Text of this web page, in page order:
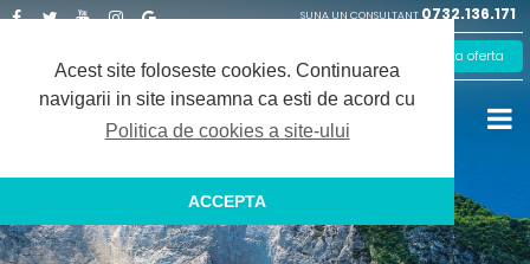
Acest site foloseste cookies. Continuarea
navigarii in site inseamna ca esti de acord cu
Politica de cookies a site-ului
ACCEPTA
SUNA UN CONSULTANT 0732.136.171
Plus
Solicita oferta